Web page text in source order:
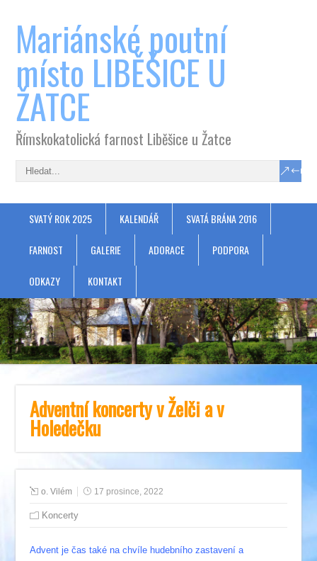
Mariánské poutní
místo LIBĚŠICE U
ŽATCE
Římskokatolická farnost Liběšice u Žatce
SVATÝ ROK 2025 KALENDÁŘ SVATÁ BRÁNA 2016
FARNOST GALERIE ADORACE PODPORA
ODKAZY KONTAKT
Adventní koncerty v Želči a v
Holedečku
o. Vilém 17 prosince, 2022
Koncerty
Advent je čas také na chvíle hudebního zastavení a